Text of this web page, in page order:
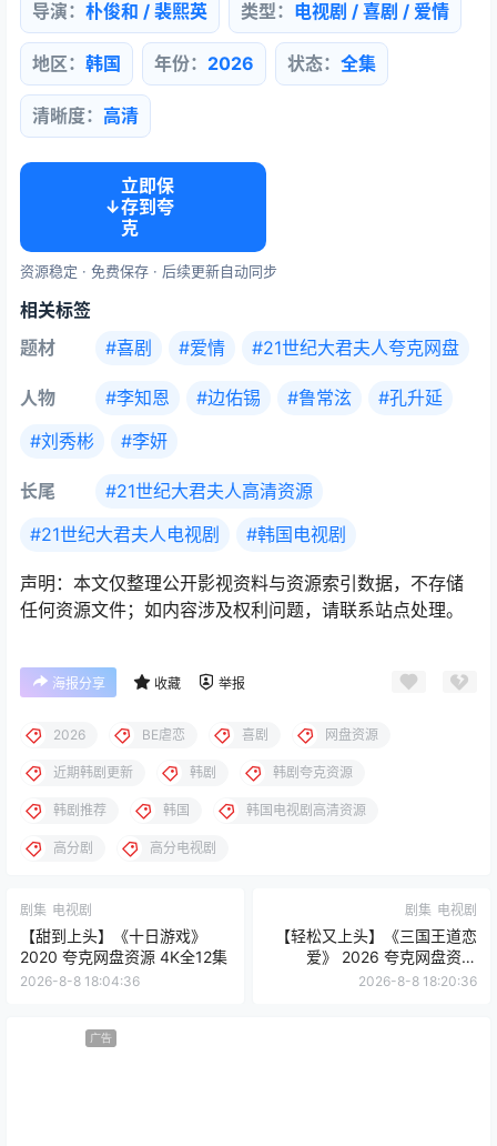
导演： 朴俊和 / 裴熙英 类型： 电视剧 / 喜剧 / 爱情
地区： 韩国 年份： 2026 状态： 全集
清晰度： 高清
↓
立即保
存到夸
克
资源稳定 · 免费保存 · 后续更新自动同步
相关标签
题材
#喜剧 #爱情 #21世纪大君夫人夸克网盘
人物 #李知恩 #边佑锡 #鲁常泫
#孔升延
#刘秀彬
#李妍
长尾
#21世纪大君夫人高清资源
#21世纪大君夫人电视剧
#韩国电视剧
声明：本文仅整理公开影视资料与资源索引数据，不存储
任何资源文件；如内容涉及权利问题，请联系站点处理。
海报分享 收藏 举报
2026 BE虐恋 喜剧 网盘资源
近期韩剧更新 韩剧 韩剧夸克资源
韩剧推荐 韩国 韩国电视剧高清资源
高分剧 高分电视剧
剧集 电视剧
【甜到上头】《十日游戏》
2020 夸克网盘资源 4K全12集
2026-8-8 18:04:36
剧集 电视剧
【轻松又上头】《三国王道恋
爱》 2026 夸克网盘资源
1080P全集
2026-8-8 18:20:36
广告